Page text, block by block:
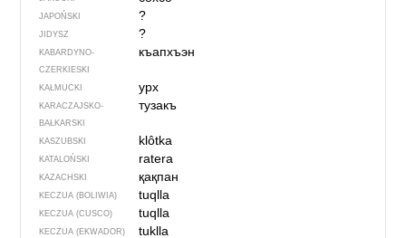
JAPOŃSKI ?
JIDYSZ ?
KABARDYNO-
CZERKIESKI
къапхъэн
KAŁMUCKI урх
KARACZAJSKO-
BAŁKARSKI
тузакъ
KASZUBSKI klôtka
KATALOŃSKI ratera
KAZACHSKI қақпан
KECZUA (BOLIWIA) tuqlla
KECZUA (CUSCO) tuqlla
KECZUA (EKWADOR) tuklla